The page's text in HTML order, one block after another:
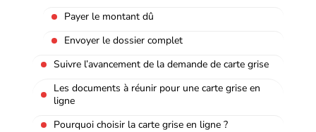
Payer le montant dû
Envoyer le dossier complet
Suivre l’avancement de la demande de carte grise
Les documents à réunir pour une carte grise en
ligne
Pourquoi choisir la carte grise en ligne ?